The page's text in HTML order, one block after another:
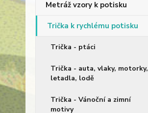
Metráž vzory k potisku
Trička k rychlému potisku
Trička - ptáci
Trička - auta, vlaky, motorky,
letadla, lodě
Trička - Vánoční a zimní
motivy